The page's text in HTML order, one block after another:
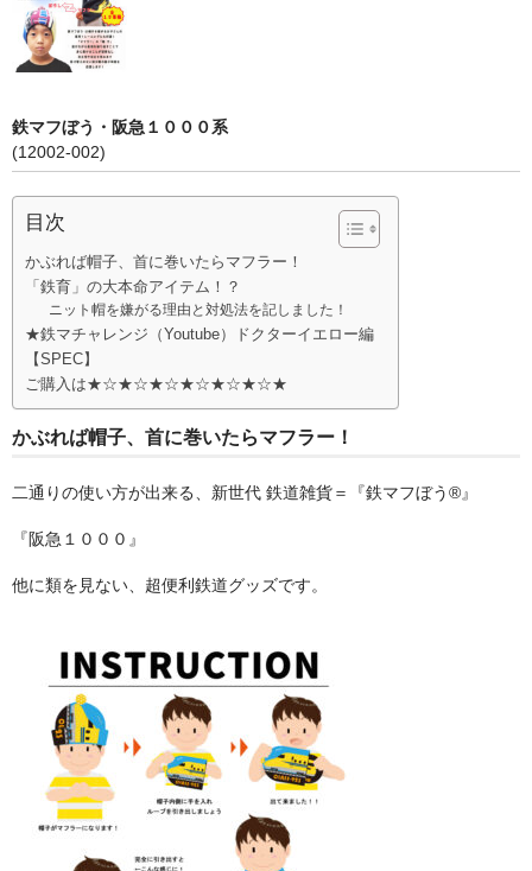
ふみきりシリーズ
木製玩具
その他雑貨
タオル
キーホルダー
マスク
ランチグッズ
春夏物
秋冬物
HOME FURNITURE
ケーキ
帽子学校
鉄マフぼう・阪急１０００系
(12002-002)
目次
かぶれば帽子、首に巻いたらマフラー！
「鉄育」の大本命アイテム！？
ニット帽を嫌がる理由と対処法を記しました！
★鉄マチャレンジ（Youtube）ドクターイエロー編
【SPEC】
ご購入は★☆★☆★☆★☆★☆★☆★
かぶれば帽子、首に巻いたらマフラー！
二通りの使い方が出来る、新世代 鉄道雑貨＝『鉄マフぼう®』
『阪急１０００』
他に類を見ない、超便利鉄道グッズです。